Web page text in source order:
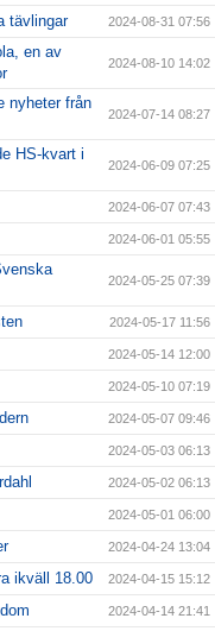
tävlingar 2024-08-31 07:56
en av
2024-08-10 14:02
nyheter från
2024-07-14 08:27
HS-kvart i
2024-06-09 07:25
2024-06-07 07:43
2024-06-01 05:55
2024-05-25 07:39
2024-05-17 11:56
2024-05-14 12:00
2024-05-10 07:19
2024-05-07 09:46
2024-05-03 06:13
2024-05-02 06:13
2024-05-01 06:00
2024-04-24 13:04
ikväll 18.00 2024-04-15 15:12
2024-04-14 21:41